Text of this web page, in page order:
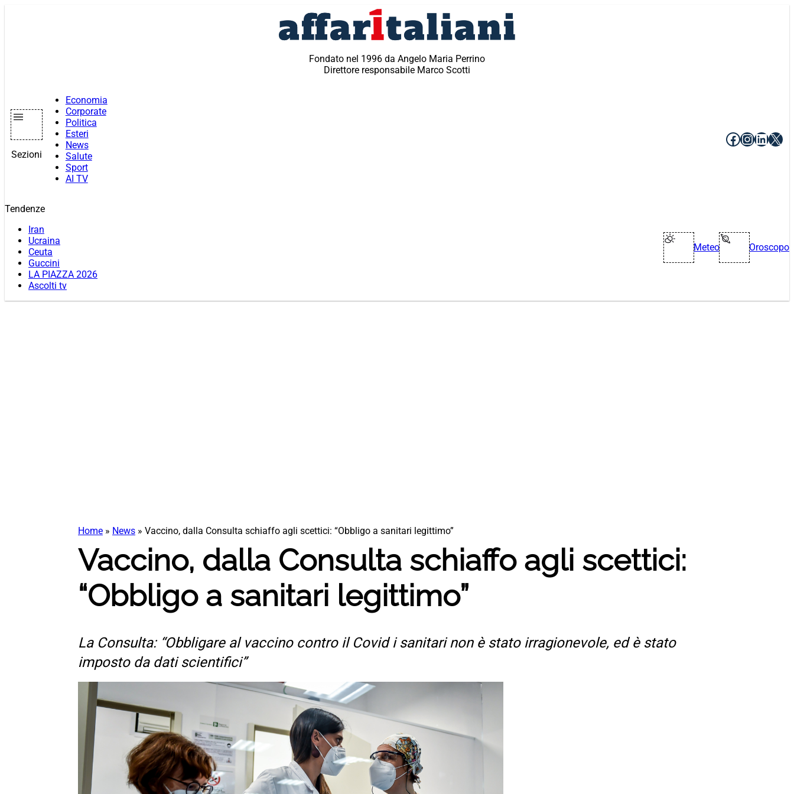
Fondato nel 1996 da Angelo Maria Perrino
Direttore responsabile Marco Scotti
Sezioni
Economia
Corporate
Politica
Esteri
News
Salute
Sport
AI TV
Facebook
X
Tendenze
Iran
Ucraina
Ceuta
Guccini
LA PIAZZA 2026
Ascolti tv
Meteo Oroscopo
Home » News » Vaccino, dalla Consulta schiaffo agli scettici: “Obbligo a sanitari legittimo”
Vaccino, dalla Consulta schiaffo agli scettici:
“Obbligo a sanitari legittimo”
La Consulta: “Obbligare al vaccino contro il Covid i sanitari non è stato irragionevole, ed è stato
imposto da dati scientifici”